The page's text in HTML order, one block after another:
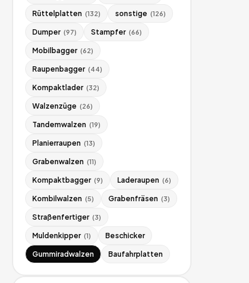
Rüttelplatten (132) sonstige (126)
Dumper (97) Stampfer (66)
Mobilbagger (62)
Raupenbagger (44)
Kompaktlader (32)
Walzenzüge (26)
Tandemwalzen (19)
Planierraupen (13)
Grabenwalzen (11)
Kompaktbagger (9) Laderaupen (6)
Kombilwalzen (5) Grabenfräsen (3)
Straßenfertiger (3)
Muldenkipper (1) Beschicker
Gummiradwalzen Baufahrplatten